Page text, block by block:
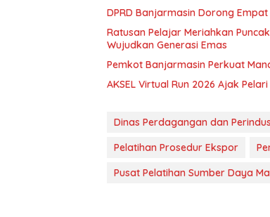
DPRD Banjarmasin Dorong
Ratusan Pelajar Meriahkan
Wujudkan Generasi Emas
Pemkot Banjarmasin Perkuat
AKSEL Virtual Run 2026 Ajak
Dinas Perdagangan dan
Pelatihan Prosedur Ekspor
Pusat Pelatihan Sumber Daya